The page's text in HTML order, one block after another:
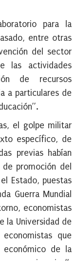
para la
entre otras
del sector
las actividades
de recursos
a particulares de
el golpe militar
específico, de
previas habían
promoción del
Estado, puestas
Guerra Mundial
economistas
la Universidad de
que
económico de la